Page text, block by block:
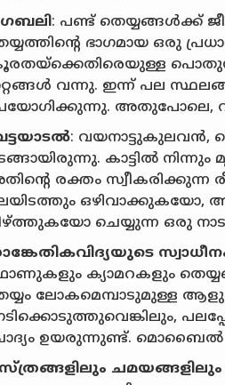
: പണ്ട് തെയ്യങ്ങൾക്ക്
ഭാഗമായ ഒരു
വന്നു. ഇന്ന് പല
അതുപോലെ,
: വയനാട്ടുകുലവൻ,
കാട്ടിൽ
രക്തം
ഒഴിവാക്കുകയോ,
ചെയ്യുന്ന ഒരു
ക്യാമറകളും
ലോകമെമ്പാടുമുള്ള
ഉയരുന്നുണ്ട്. മൊബൈൽ
ചമയങ്ങളിലും